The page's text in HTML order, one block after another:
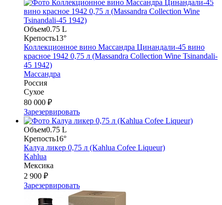
Объем0.75 L
Крепость13°
Коллекционное вино Массандра Цинандали-45 вино
красное 1942 0,75 л (Massandra Collection Wine Tsinandali-
45 1942)
Массандра
Россия
Сухое
80 000 ₽
Зарезервировать
Объем0.75 L
Крепость16°
Калуа ликер 0,75 л (Kahlua Cofee Liqueur)
Kahlua
Мексика
2 900 ₽
Зарезервировать